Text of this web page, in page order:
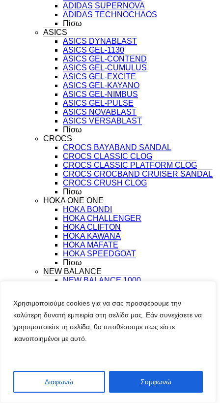
Χρησιμοποιούμε cookies για να σας προσφέρουμε την
καλύτερη δυνατή εμπειρία στη σελίδα μας. Εάν συνεχίσετε να
χρησιμοποιείτε τη σελίδα, θα υποθέσουμε πως είστε
ικανοποιημένοι με αυτό.
Διαφωνώ Συμφωνώ
ADIDAS SUPERNOVA
ADIDAS TECHNOCHAOS
Πίσω
ASICS
ASICS DYNABLAST
ASICS GEL-1130
ASICS GEL-CONTEND
ASICS GEL-CUMULUS
ASICS GEL-EXCITE
ASICS GEL-KAYANO
ASICS GEL-NIMBUS
ASICS GEL-PULSE
ASICS NOVABLAST
ASICS VERSABLAST
Πίσω
CROCS
CROCS BAYABAND SANDAL
CROCS CLASSIC CLOG
CROCS CLASSIC PLATFORM CLOG
CROCS CROCBAND CRUISER SANDAL
CROCS CRUSH CLOG
Πίσω
HOKA ONE ONE
HOKA BONDI
HOKA CHALLENGER
HOKA CLIFTON
HOKA KAWANA
HOKA MAFATE
HOKA SPEEDGOAT
Πίσω
NEW BALANCE
NEW BALANCE 1000
NEW BALANCE 2002
NEW BALANCE 327
NEW BALANCE 408
NEW BALANCE 530
NEW BALANCE 603
NEW BALANCE ELLIPSE
NEW BALANCE REBEL v5
NEW BALANCE X HIERRO